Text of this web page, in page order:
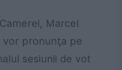
Marcel
vor pronunţa pe
sesiunii de vot